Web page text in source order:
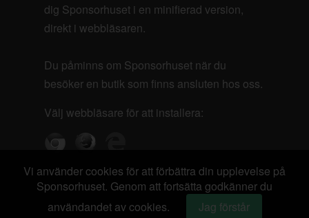
dig Sponsorhuset i en minifierad version,
direkt i webbläsaren.
Du påminns om Sponsorhuset när du
besöker en butik som finns ansluten hos oss.
Välj webbläsare för att installera:
Vi använder cookies för att förbättra din upplevelse på
Sponsorhuset. Genom att fortsätta godkänner du
användandet av cookies.
Jag förstår